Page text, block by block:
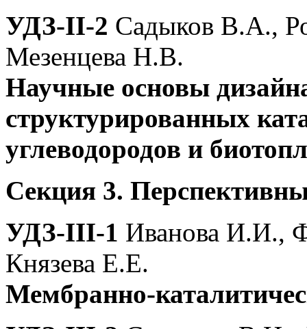
УДЗ-II-2 Садыков В.А.,
Мезенцева Н.В.
Научные основы
структурированных
углеводородов и
Секция 3.
УДЗ-III-1 Иванова И.И.,
Князева Е.Е.
Мембранно-